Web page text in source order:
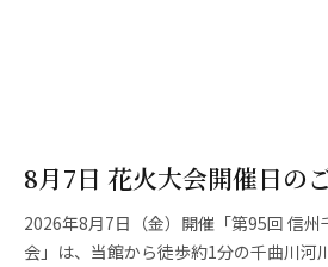
8月7日 花火大会開催日の
2026年8月7日（金）開催「第95回 信
会」は、当館から徒歩約1分の千曲川河